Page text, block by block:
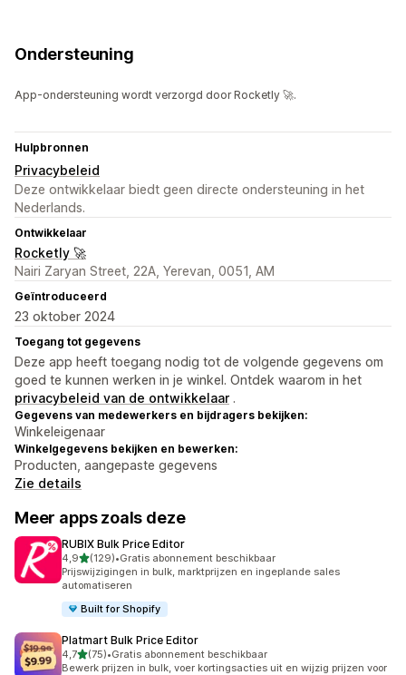
Ondersteuning
App-ondersteuning wordt verzorgd door Rocketly 🚀.
Hulpbronnen
Privacybeleid
Deze ontwikkelaar biedt geen directe ondersteuning in het
Nederlands.
Ontwikkelaar
Rocketly 🚀
Nairi Zaryan Street, 22A, Yerevan, 0051, AM
Geïntroduceerd
23 oktober 2024
Toegang tot gegevens
Deze app heeft toegang nodig tot de volgende gegevens om
goed te kunnen werken in je winkel. Ontdek waarom in het
privacybeleid van de ontwikkelaar .
Gegevens van medewerkers en bijdragers bekijken:
Winkeleigenaar
Winkelgegevens bekijken en bewerken:
Producten, aangepaste gegevens
Zie details
Meer apps zoals deze
RUBIX Bulk Price Editor
4,9van 5 sterren
(129)
129 recensies in totaal
•Gratis abonnement beschikbaar
Prijswijzigingen in bulk, marktprijzen en ingeplande sales
automatiseren
Built for Shopify
Platmart Bulk Price Editor
4,7van 5 sterren
(75)
75 recensies in totaal
•Gratis abonnement beschikbaar
Bewerk prijzen in bulk, voer kortingsacties uit en wijzig prijzen voor